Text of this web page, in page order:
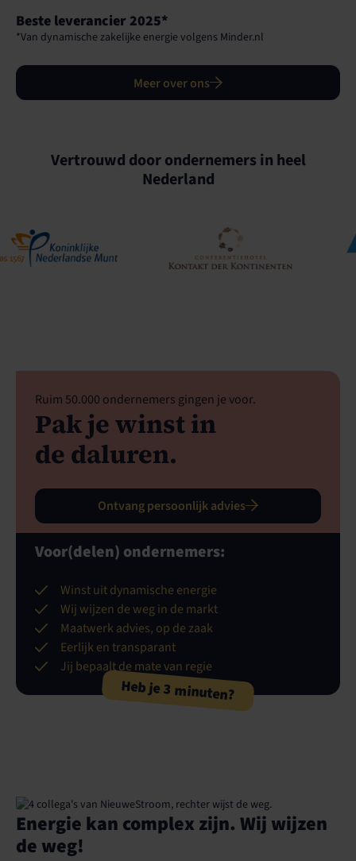
Beste leverancier 2025*
*Van dynamische zakelijke energie volgens Minder.nl
Meer over ons
Vertrouwd door ondernemers in heel
Nederland
Ruim 50.000 ondernemers gingen je voor.
Pak je winst in
de daluren.
Ontvang persoonlijk advies
Voor(delen) ondernemers:
Winst uit dynamische energie
Wij wijzen de weg in de markt
Maatwerk advies, op de zaak
Eerlijk en transparant
Jij bepaalt de mate van regie
Heb je 3 minuten?
Energie kan complex zijn. Wij wijzen
de weg!